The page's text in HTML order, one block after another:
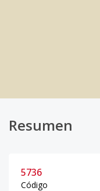
Resumen
5736
Código